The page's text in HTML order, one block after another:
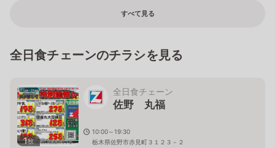
すべて見る
全日食チェーンのチラシを見る
1枚
全日食チェーン
佐野 丸福
10:00～19:30
栃木県佐野市赤見町３１２３－２